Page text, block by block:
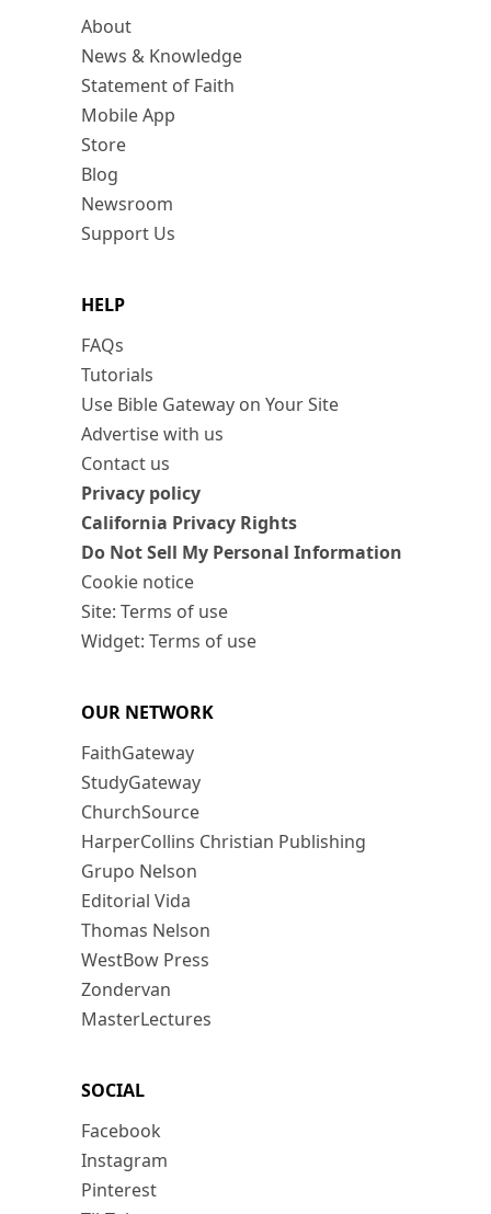
About
News & Knowledge
Statement of Faith
Mobile App
Store
Blog
Newsroom
Support Us
HELP
FAQs
Tutorials
Use Bible Gateway on Your Site
Advertise with us
Contact us
Privacy policy
California Privacy Rights
Do Not Sell My Personal Information
Cookie notice
Site: Terms of use
Widget: Terms of use
OUR NETWORK
FaithGateway
StudyGateway
ChurchSource
HarperCollins Christian Publishing
Grupo Nelson
Editorial Vida
Thomas Nelson
WestBow Press
Zondervan
MasterLectures
SOCIAL
Facebook
Instagram
Pinterest